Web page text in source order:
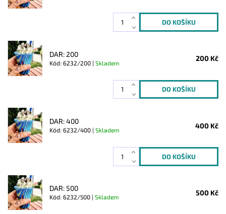
DAR: 200
Kód: 6232/200 | Skladem
200 Kč
DAR: 400
Kód: 6232/400 | Skladem
400 Kč
DAR: 500
Kód: 6232/500 | Skladem
500 Kč